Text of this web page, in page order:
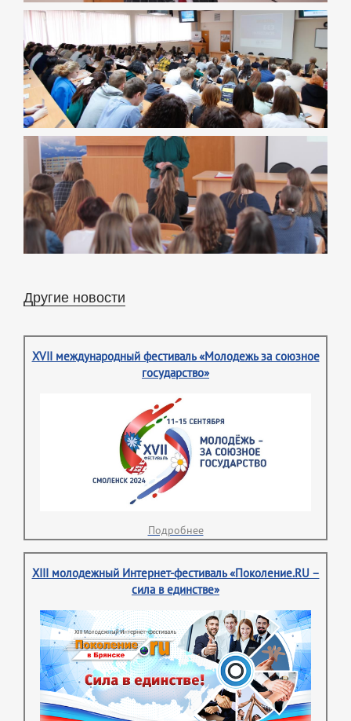
Другие новости
XVII международный фестиваль «Молодежь за союзное
государство»
Подробнее
XIII молодежный Интернет-фестиваль «Поколение.RU –
сила в единстве»